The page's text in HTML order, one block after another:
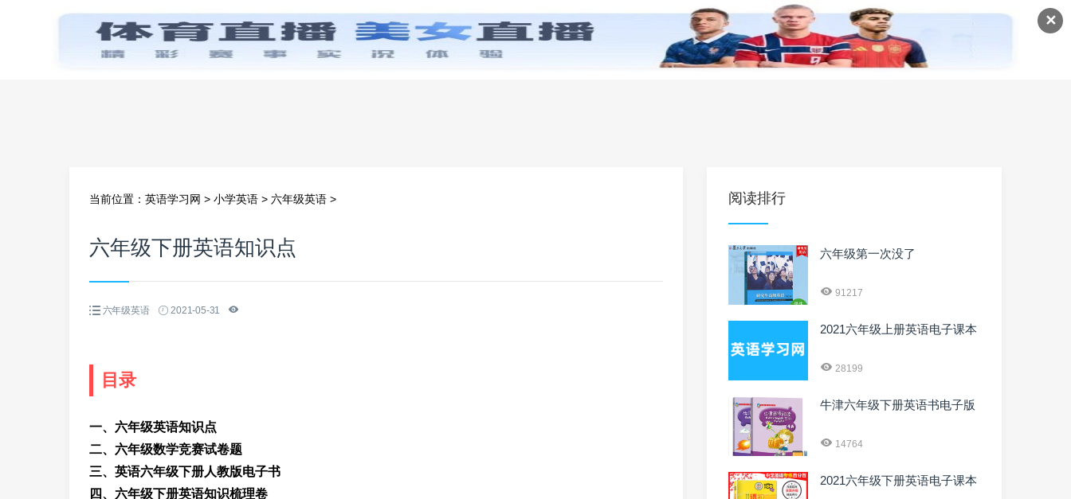
✕
首页 零基础学英语 小学英语 初中英语 高中英语 英语课程 英语资料
当前位置： 英语学习网 > 小学英语 > 六年级英语 >
六年级下册英语知识点
六年级英语 2021-05-31
目录
一、六年级英语知识点
二、六年级数学竞赛试卷题
三、英语六年级下册人教版电子书
四、六年级下册英语知识梳理卷
阅读排行
六年级第一次没了
91217
2021六年级上册英语电子课本
28199
牛津六年级下册英语书电子版
14764
2021六年级下册英语电子课本